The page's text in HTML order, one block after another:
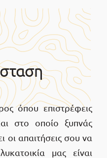
όπου επιστρέφεις
στο οποίο ξυπνάς
οι απαιτήσεις σου να
μας είναι